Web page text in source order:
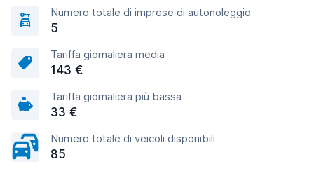
Numero totale di imprese di autonoleggio
5
Tariffa giornaliera media
143 €
Tariffa giornaliera più bassa
33 €
Numero totale di veicoli disponibili
85